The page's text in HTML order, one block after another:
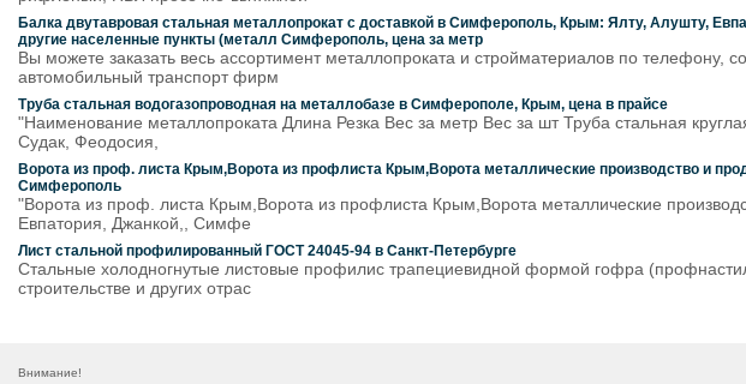
Балка двутавровая стальная металлопрокат с доставкой в Симферополь, Крым: Ялту, Алушту,
другие населенные пункты (металл Симферополь, цена за метр
Вы можете заказать весь ассортимент металлопроката и стройматериалов по
автомобильный транспорт фирм
Труба стальная водогазопроводная на металлобазе в Симферополе, Крым, цена в прайсе
"Наименование металлопроката Длина Резка Вес за метр Вес за шт Труба стальная
Судак, Феодосия,
Ворота из проф. листа Крым,Ворота из профлиста Крым,Ворота металлические производство и
Симферополь
"Ворота из проф. листа Крым,Ворота из профлиста Крым,Ворота металлические
Евпатория, Джанкой,, Симфе
Лист стальной профилированный ГОСТ 24045-94 в Санкт-Петербурге
Стальные холодногнутые листовые профилис трапециевидной формой гофра
строительстве и других отрас
Внимание!